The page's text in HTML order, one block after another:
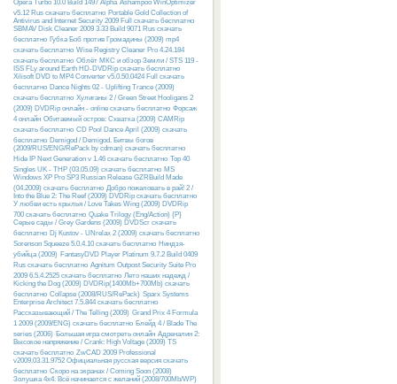
Opera Turbo 10.0 Build 1497 Alpha Ashampoo WinOptimizer
v5.12 Rus скачать бесплатно Portable Gold Collection of
Antivirus and Internet Security 2009 Full скачать бесплатно
SBMAV Disk Cleaner 2009 3.33 Build 9071 Rus скачать
бесплатно Губка Боб против Громадины (2009) mp4
скачать бесплатно Wise Registry Cleaner Pro 4.24.184
скачать бесплатно Облёт МКС и обзор Земли / STS 119 -
ISS FLy around Earth HD-DVDRip скачать бесплатно
Xilisoft DVD to MP4 Converter v5.0.50.0424 Full скачать
бесплатно Dance Nights 02 - Uplifting Trance (2009)
скачать бесплатно Хулиганы 2 / Green Street Hooligans 2
(2009) DVDRip онлайн - online скачать бесплатно Форсаж
4 онлайн Обитаемый остров: Схватка (2009) CAMRip
скачать бесплатно CD Pool Dance April (2009) скачать
бесплатно Demigod / Demigod. Битвы богов
(2009/RUS/ENG/RePack by cdman) скачать бесплатно
Hide IP Next Generation v 1.46 скачать бесплатно Top 40
Singles UK - THP (03.05.09) скачать бесплатно MS
Windows XP Pro SP3 Russian Release GZRBuild Made
(04.2009) скачать бесплатно Добро пожаловать в рай! 2 /
Into the Blue 2: The Reef (2009) DVDRip скачать бесплатно
У любви есть крылья / Love Takes Wing (2009) DVDRip
700 скачать бесплатно Quake Trilogy (Eng/Action) {P}
Серые сады / Grey Gardens (2009) DVDScr скачать
бесплатно Dj Kustov - UNrelax 2 (2009) скачать бесплатно
Sorenson Squeeze 5.0.4.10 скачать бесплатно Ниндзя-
убийца (2009) FantasyDVD Player Platinum 9.7.2 Build 0409
Rus скачать бесплатно Agnitum Outpost Security Suite Pro
2009 6.5.4.2525 скачать бесплатно Лето наших надежд /
Kicking the Dog (2009) DVDRip(1400Mb+700Mb) скачать
бесплатно Collapse (2008/RUS/RePack) Sparx Systems
Enterprise Architect 7.5.844 скачать бесплатно
Рассказывающий / The Telling (2009) Grand Prix 4 Formula
1 2009 (2009/ENG) скачать бесплатно Блейд 4 / Blade The
series (2006) Большая игра смотреть онлайн Адреналин 2:
Высокое напряжение / Crank: High Voltage (2009) TS
скачать бесплатно ZwCAD 2009 Professional
v2009.03.31.9752 Официальная русская версия скачать
бесплатно Скоро на экранах / Coming Soon (2008)
Золушка 4х4. Всё начинается с желаний (2008/700Mb/WP)